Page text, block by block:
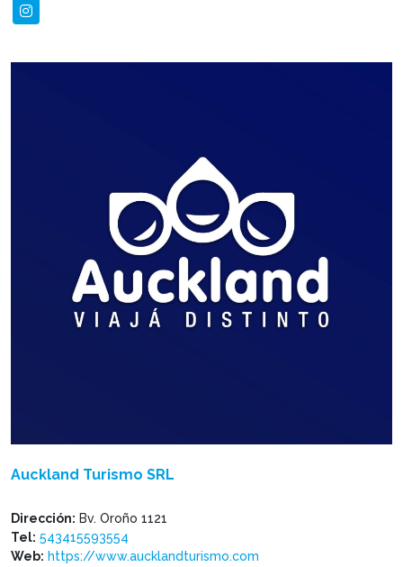
Auckland Turismo SRL
Dirección: Bv. Oroño 1121
Tel: 543415593554
Web: https://www.aucklandturismo.com